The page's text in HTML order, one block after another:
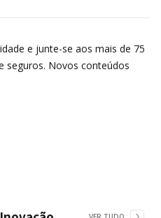
e junte-se aos mais de 75
seguros. Novos conteúdos